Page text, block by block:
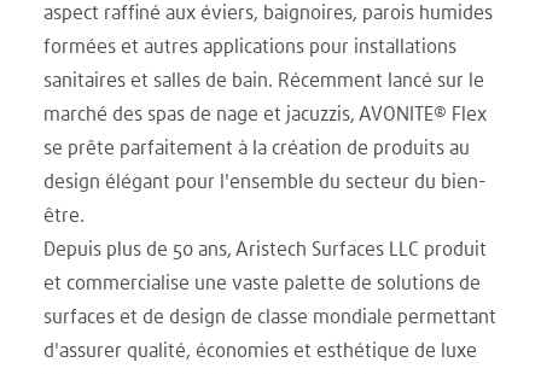
aspect raffiné aux éviers, baignoires, parois humides
formées et autres applications pour installations
sanitaires et salles de bain. Récemment lancé sur le
marché des spas de nage et jacuzzis, AVONITE® Flex
se prête parfaitement à la création de produits au
design élégant pour l'ensemble du secteur du bien-
être.
Depuis plus de 50 ans, Aristech Surfaces LLC produit
et commercialise une vaste palette de solutions de
surfaces et de design de classe mondiale permettant
d'assurer qualité, économies et esthétique de luxe